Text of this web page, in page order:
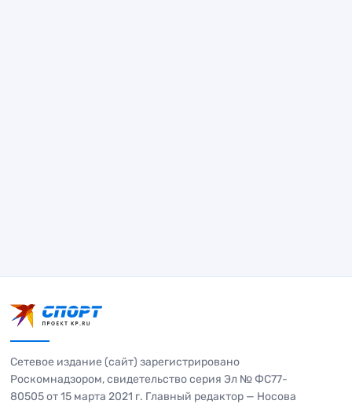
Сетевое издание (сайт) зарегистрировано
Роскомнадзором, свидетельство серия Эл № ФС77-
80505 от 15 марта 2021 г. Главный редактор — Носова